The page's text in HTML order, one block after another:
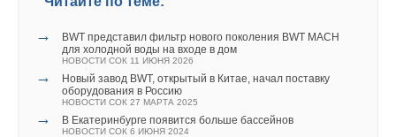
→
BWT представил фильтр нового поколения BWT MACH
для холодной воды на входе в дом
НОВОСТИ СОК 11 ИЮНЯ 2026
→
Новый завод BWT, открытый в Китае, начал поставку
оборудования в Россию
НОВОСТИ СОК 27 МАРТА 2025
→ В Екатеринбурге появится больше бассейнов
НОВОСТИ СОК 6 ИЮНЯ 2024
в уникальном стратегическом проекте —
«строительстве самого протяженного подводного
электрокабеля».
Грузия обладает огромным потенциалом для